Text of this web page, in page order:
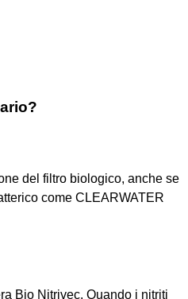
del filtro biologico, anche se
come CLEARWATER
Bio Nitrivec. Quando i nitriti